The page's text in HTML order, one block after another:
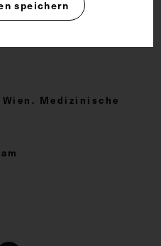
Medizinische
speichern